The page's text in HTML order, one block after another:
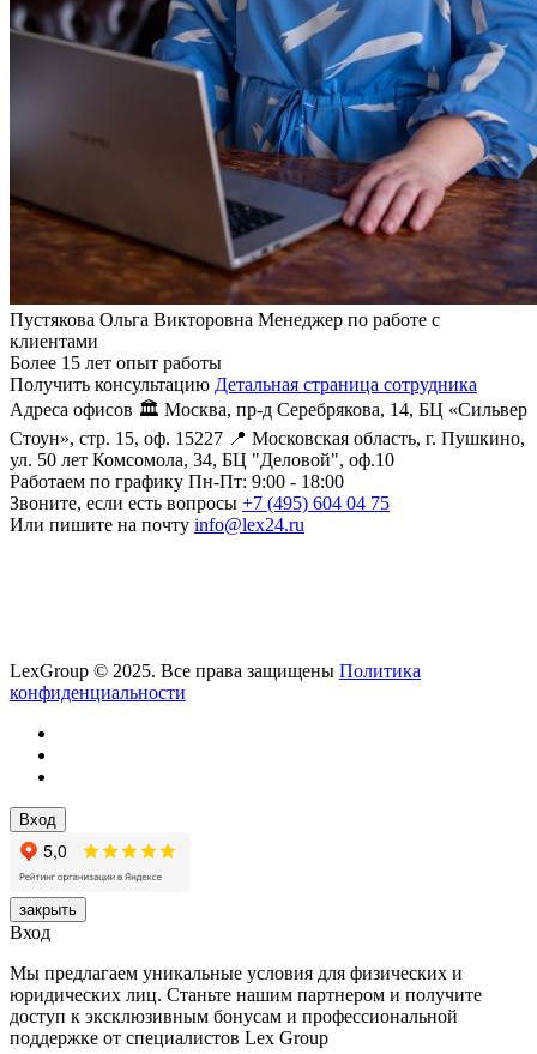
Пустякова Ольга Викторовна Менеджер по работе с
клиентами
Более 15 лет опыт работы
Получить консультацию Детальная страница сотрудника
Адреса офисов 🏛️ Москва, пр-д Серебрякова, 14, БЦ «Сильвер
Стоун», стр. 15, оф. 15227 📍 Московская область, г. Пушкино,
ул. 50 лет Комсомола, 34, БЦ "Деловой", оф.10
Работаем по графику Пн-Пт: 9:00 - 18:00
Звоните, если есть вопросы +7 (495) 604 04 75
Или пишите на почту info@lex24.ru
LexGroup © 2025. Все права защищены Политика
конфиденциальности
Вход
закрыть
Вход
Мы предлагаем уникальные условия для физических и
юридических лиц. Станьте нашим партнером и получите
доступ к эксклюзивным бонусам и профессиональной
поддержке от специалистов Lex Group